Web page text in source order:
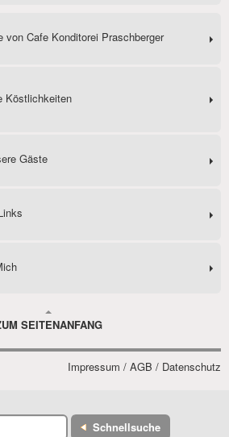
von Cafe Konditorei Praschberger
Köstlichkeiten
Gäste
SEITENANFANG
Impressum / AGB / Datenschutz
Schnellsuche